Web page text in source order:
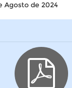
Agosto de 2024